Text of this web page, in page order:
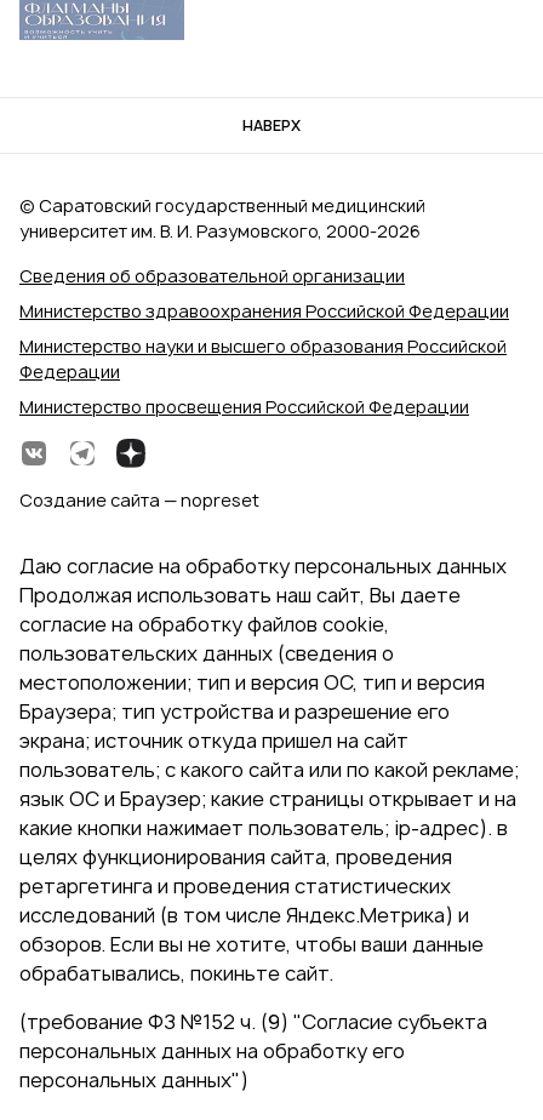
НАВЕРХ
Сведения об образовательной организации
Министерство здравоохранения Российской Федерации
Министерство науки и высшего образования Российской
Федерации
Министерство просвещения Российской Федерации
© Саратовский государственный медицинский
университет им. В. И. Разумовского, 2000‑2026
Создание сайта — nopreset
Даю согласие на обработку персональных данных
Продолжая использовать наш сайт, Вы даете
согласие на обработку файлов cookie,
пользовательских данных (сведения о
местоположении; тип и версия ОС, тип и версия
Браузера; тип устройства и разрешение его
экрана; источник откуда пришел на сайт
пользователь; с какого сайта или по какой рекламе;
язык ОС и Браузер; какие страницы открывает и на
какие кнопки нажимает пользователь; ip-адрес). в
целях функционирования сайта, проведения
ретаргетинга и проведения статистических
исследований (в том числе Яндекс.Метрика) и
обзоров. Если вы не хотите, чтобы ваши данные
обрабатывались, покиньте сайт.
(требование ФЗ №152 ч. (9) "Согласие субъекта
персональных данных на обработку его
персональных данных")